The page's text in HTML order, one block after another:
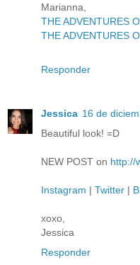
Marianna,
THE ADVENTURES
THE ADVENTURES
Responder
Jessica 16 de
Beautiful look! =D
NEW POST on http://
Instagram | Twitter |
xoxo,
Jessica
Responder